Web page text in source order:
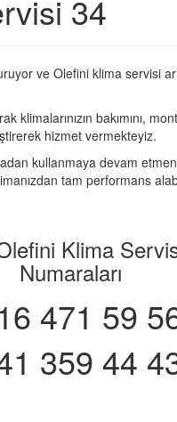
34
ve Olefini klima servisi
klimalarınızın bakımını,
hizmet vermekteyiz.
kullanmaya devam
tam performans
Klima
Numaraları
471 59
359 44